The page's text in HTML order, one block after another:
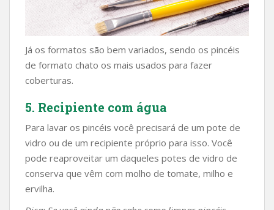
Já os formatos são bem variados, sendo os pincéis
de formato chato os mais usados para fazer
coberturas.
5. Recipiente com água
Para lavar os pincéis você precisará de um pote de
vidro ou de um recipiente próprio para isso. Você
pode reaproveitar um daqueles potes de vidro de
conserva que vêm com molho de tomate, milho e
ervilha.